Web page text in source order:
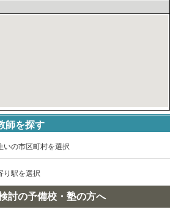
師を探す
いの市区町村を選択
り駅を選択
討の予備校・塾の方へ